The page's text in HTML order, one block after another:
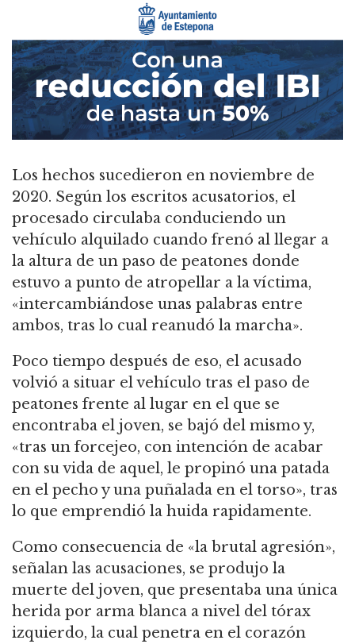
Los hechos sucedieron en noviembre de
2020. Según los escritos acusatorios, el
procesado circulaba conduciendo un
vehículo alquilado cuando frenó al llegar a
la altura de un paso de peatones donde
estuvo a punto de atropellar a la víctima,
«intercambiándose unas palabras entre
ambos, tras lo cual reanudó la marcha».
Poco tiempo después de eso, el acusado
volvió a situar el vehículo tras el paso de
peatones frente al lugar en el que se
encontraba el joven, se bajó del mismo y,
«tras un forcejeo, con intención de acabar
con su vida de aquel, le propinó una patada
en el pecho y una puñalada en el torso», tras
lo que emprendió la huida rapidamente.
Como consecuencia de «la brutal agresión»,
señalan las acusaciones, se produjo la
muerte del joven, que presentaba una única
herida por arma blanca a nivel del tórax
izquierdo, la cual penetra en el corazón